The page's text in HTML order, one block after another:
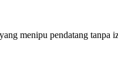
menipu pendatang